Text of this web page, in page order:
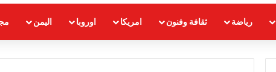
رياضة ثقافة وفنون امريكا اوروبا اليمن